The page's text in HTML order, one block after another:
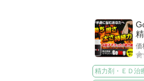
価
精力剤・ＥＤ治